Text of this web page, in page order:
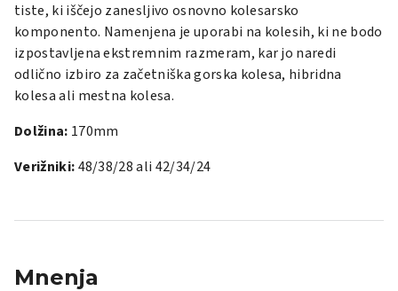
tiste, ki iščejo zanesljivo osnovno kolesarsko
komponento. Namenjena je uporabi na kolesih, ki ne bodo
izpostavljena ekstremnim razmeram, kar jo naredi
odlično izbiro za začetniška gorska kolesa, hibridna
kolesa ali mestna kolesa.
Dolžina: 170mm
Verižniki:48/38/28 ali 42/34/24
Mnenja